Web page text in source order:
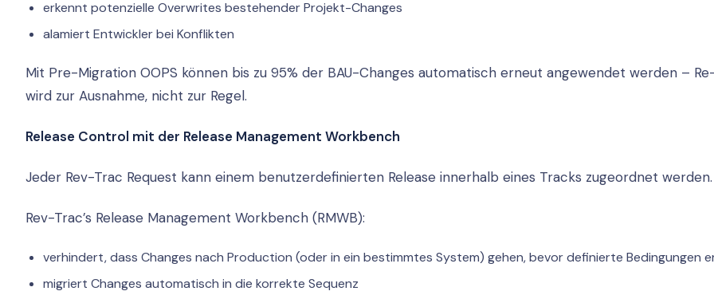
erkennt potenzielle Overwrites bestehender Projekt-Changes
alamiert Entwickler bei Konflikten
Mit Pre-Migration OOPS können bis zu 95% der BAU-Changes automatisch erneut angewendet werden –
wird zur Ausnahme, nicht zur Regel.
Release Control mit der Release Management Workbench
Jeder Rev-Trac Request kann einem benutzerdefinierten Release innerhalb eines Tracks zugeordnet werden.
Rev-Trac’s Release Management Workbench (RMWB):
verhindert, dass Changes nach Production (oder in ein bestimmtes System) gehen, bevor definierte Bedingungen
migriert Changes automatisch in die korrekte Sequenz